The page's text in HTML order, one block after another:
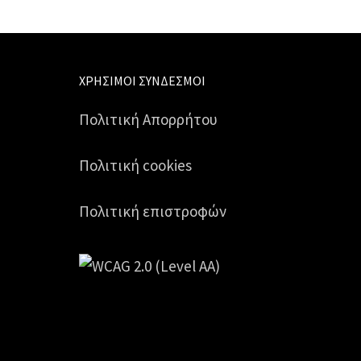
ΧΡΉΣΙΜΟΙ ΣΎΝΔΕΣΜΟΙ
Πολιτική Απορρήτου
Πολιτική cookies
Πολιτική επιστροφών